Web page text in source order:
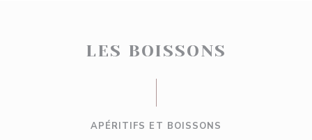
LES BOISSONS
APÉRITIFS ET BOISSONS